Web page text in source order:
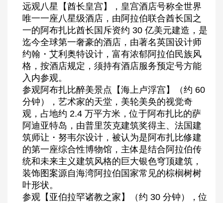
远观八星【酋长皇宫】，皇宫酒店号称全世界
唯一一座八星级酒店，由阿拉伯联合酋长国之
一的阿布扎比酋长国斥资约 30 亿美元建造，是
迄今全球第一奢豪的酒店，由著名英国设计师
约翰・艾利奥特设计，富有浓郁阿拉伯民族风
格，按酒店规定，须持有酒店服务预定号方能
入内参观。
参观阿布扎比醉美景点【海上卢浮宫】（约 60
分钟），艺术家的天堂，美轮美奂的视觉奇
观，占地约 2.4 万平方米，位于阿布扎比的萨
阿迪亚特岛，由普里茨克建筑奖得主、法国建
筑师让・努韦尔设计，被认为是阿布扎比修建
的第一座综合性博物馆，主体是结合阿拉伯传
统和未来主义建筑风格的巨大银色穹顶建筑，
装饰图案源自海湾阿拉伯国家常见的棕榈树树
叶形状。
参观【亚伯拉罕诸教之家】（约 30 分钟），位